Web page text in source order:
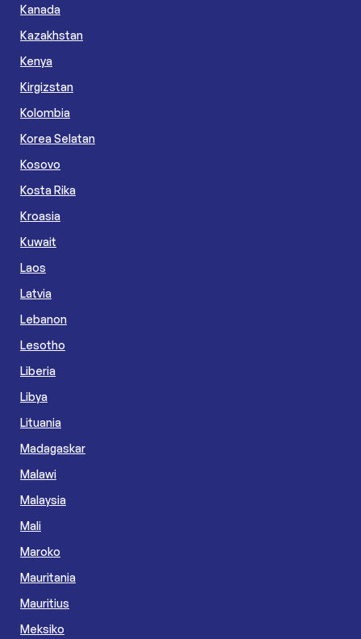
Kanada
Kazakhstan
Kenya
Kirgizstan
Kolombia
Korea Selatan
Kosovo
Kosta Rika
Kroasia
Kuwait
Laos
Latvia
Lebanon
Lesotho
Liberia
Libya
Lituania
Madagaskar
Malawi
Malaysia
Mali
Maroko
Mauritania
Mauritius
Meksiko